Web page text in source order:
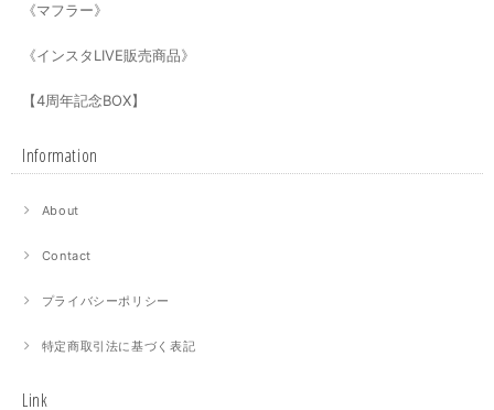
《マフラー》
《インスタLIVE販売商品》
【4周年記念BOX】
Information
About
Contact
プライバシーポリシー
特定商取引法に基づく表記
Link